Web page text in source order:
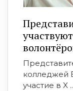
колледжей
участие в X